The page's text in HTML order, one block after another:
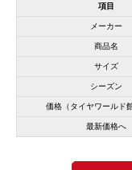
項目
メーカー
商品名
サイズ
シーズン
価格（タイヤワールド
最新価格へ